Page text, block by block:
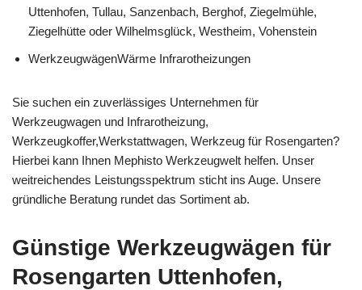
Uttenhofen, Tullau, Sanzenbach, Berghof, Ziegelmühle,
Ziegelhütte oder Wilhelmsglück, Westheim, Vohenstein
WerkzeugwägenWärme Infrarotheizungen
Sie suchen ein zuverlässiges Unternehmen für
Werkzeugwagen und Infrarotheizung,
Werkzeugkoffer,Werkstattwagen, Werkzeug für Rosengarten?
Hierbei kann Ihnen Mephisto Werkzeugwelt helfen. Unser
weitreichendes Leistungsspektrum sticht ins Auge. Unsere
gründliche Beratung rundet das Sortiment ab.
Günstige Werkzeugwägen für
Rosengarten Uttenhofen,